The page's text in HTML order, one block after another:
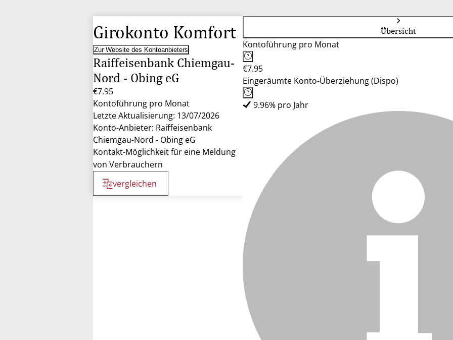
Girokonto Komfort
Zur Website des Kontoanbieters
Raiffeisenbank Chiemgau-
Nord - Obing eG
€7.95
Kontoführung pro Monat
Letzte Aktualisierung: 13/07/2026
Konto-Anbieter: Raiffeisenbank
Chiemgau-Nord - Obing eG
Kontakt-Möglichkeit für eine Meldung
von Verbrauchern
vergleichen
Übersicht
Kontoführung pro Monat
€7.95
Eingeräumte Konto-Überziehung (Dispo)
9.96% pro Jahr